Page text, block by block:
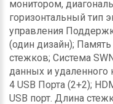
монитором,
горизонтальный тип
управления
(один дизайн);
стежков; Система
данных и удаленного
4 USB Порта (2+2);
USB порт. Длина